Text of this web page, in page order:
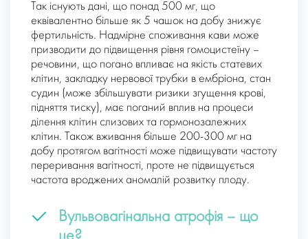
Так існують дані, що понад 500 мг, що
еквівалентно більше як 5 чашок на добу знижує
фертильність. Надмірне споживання кави може
призводити до підвищення рівня гомоцистеїну –
речовини, що погано впливає на якість статевих
клітин, закладку нервової трубки в ембріона, стан
судин (може збільшувати ризики згущення крові,
підняття тиску), має поганий вплив на процеси
ділення клітин слизових та гормонозалежних
клітин. Також вживання більше 200-300 мг на
добу протягом вагітності може підвищувати частоту
переривання вагітності, проте не підвищується
частота вроджених аномалій розвитку плоду.
Вульвовагінальна атрофія – що